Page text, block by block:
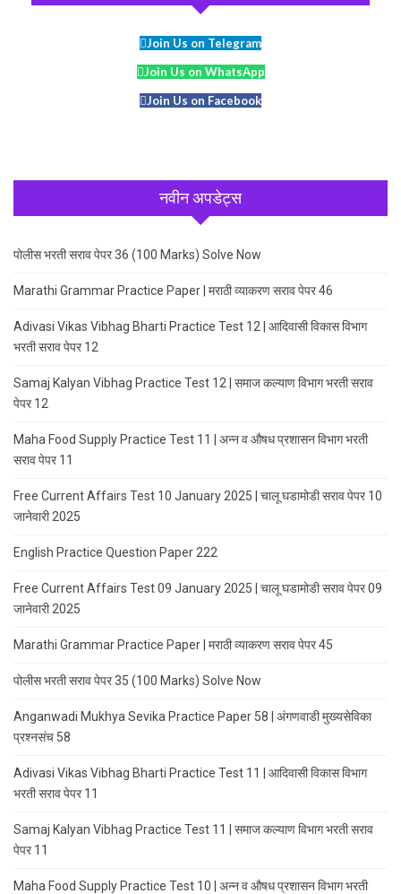
Join Us on Telegram
Join Us on WhatsApp
Join Us on Facebook
नवीन अपडेट्स
पोलीस भरती सराव पेपर 36 (100 Marks) Solve Now
Marathi Grammar Practice Paper | मराठी व्याकरण सराव पेपर 46
Adivasi Vikas Vibhag Bharti Practice Test 12 | आदिवासी विकास विभाग
भरती सराव पेपर 12
Samaj Kalyan Vibhag Practice Test 12 | समाज कल्याण विभाग भरती सराव
पेपर 12
Maha Food Supply Practice Test 11 | अन्न व औषध प्रशासन विभाग भरती
सराव पेपर 11
Free Current Affairs Test 10 January 2025 | चालू घडामोडी सराव पेपर 10
जानेवारी 2025
English Practice Question Paper 222
Free Current Affairs Test 09 January 2025 | चालू घडामोडी सराव पेपर 09
जानेवारी 2025
Marathi Grammar Practice Paper | मराठी व्याकरण सराव पेपर 45
पोलीस भरती सराव पेपर 35 (100 Marks) Solve Now
Anganwadi Mukhya Sevika Practice Paper 58 | अंगणवाडी मुख्यसेविका
प्रश्नसंच 58
Adivasi Vikas Vibhag Bharti Practice Test 11 | आदिवासी विकास विभाग
भरती सराव पेपर 11
Samaj Kalyan Vibhag Practice Test 11 | समाज कल्याण विभाग भरती सराव
पेपर 11
Maha Food Supply Practice Test 10 | अन्न व औषध प्रशासन विभाग भरती